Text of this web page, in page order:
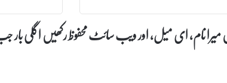
میرا نام، ای میل، اور ویب سائٹ محفوظ رکھیں اگلی